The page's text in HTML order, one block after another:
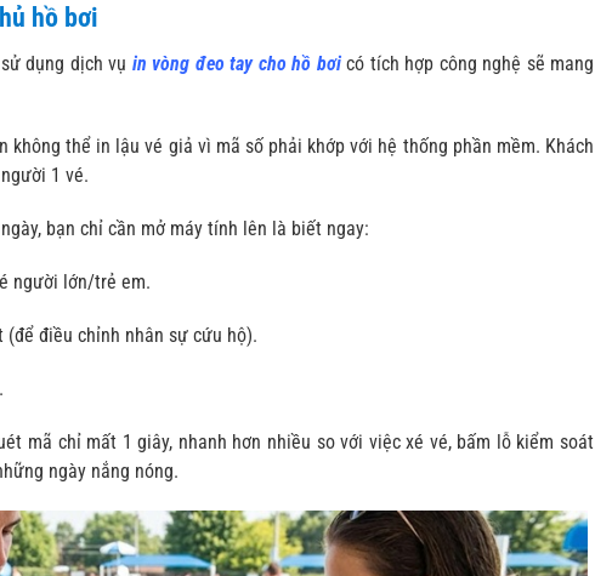
hồ bơi
dụng dịch vụ in vòng đeo tay cho hồ bơicó tích hợp công nghệ sẽ mang
không thể in lậu vé giả vì mã số phải khớp với hệ thống phần mềm. Khách
1 vé.
bạn chỉ cần mở máy tính lên là biết ngay:
người lớn/trẻ em.
(để điều chỉnh nhân sự cứu hộ).
mã chỉ mất 1 giây, nhanh hơn nhiều so với việc xé vé, bấm lỗ kiểm soát
ngày nắng nóng.